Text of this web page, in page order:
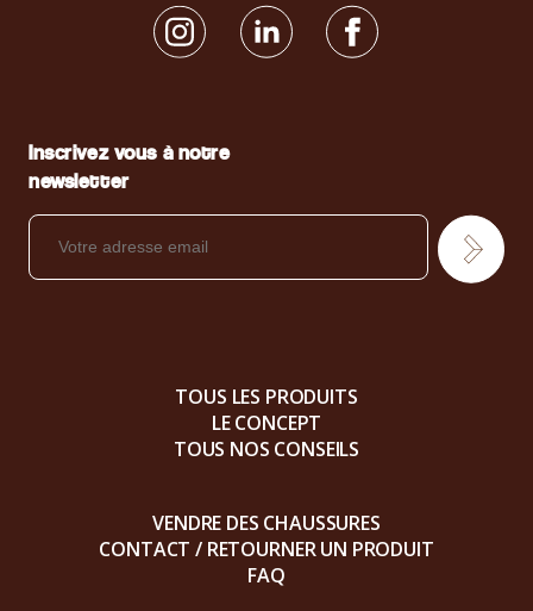
Inscrivez vous à notre
newsletter
TOUS LES PRODUITS
LE CONCEPT
TOUS NOS CONSEILS
VENDRE DES CHAUSSURES
CONTACT / RETOURNER UN PRODUIT
FAQ